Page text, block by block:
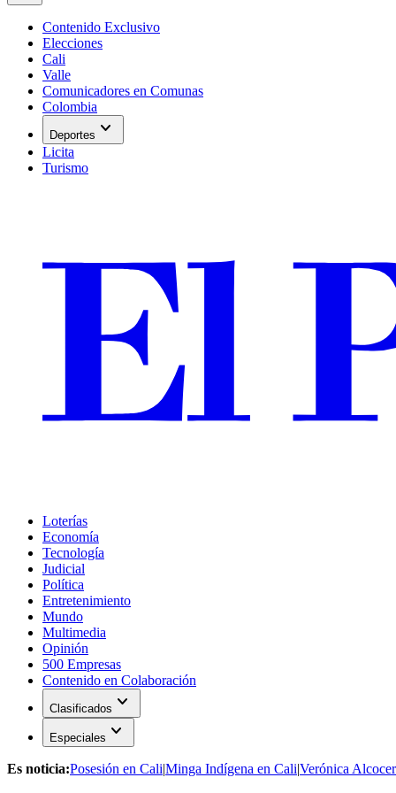
Contenido Exclusivo
Elecciones
Cali
Valle
Comunicadores en Comunas
Colombia
Deportes expand_more
Licita
Turismo
Loterías
Economía
Tecnología
Judicial
Política
Entretenimiento
Mundo
Multimedia
Opinión
500 Empresas
Contenido en Colaboración
Clasificados expand_more
Especiales expand_more
Es noticia:Posesión en Cali|Minga Indígena en Cali|Verónica Alcocer